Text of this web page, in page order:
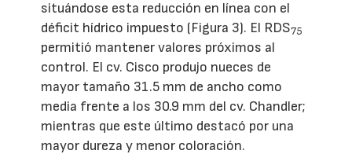
situándose esta reducción en línea con el
déficit hídrico impuesto (Figura 3). El RDS75
permitió mantener valores próximos al
control. El cv. Cisco produjo nueces de
mayor tamaño 31.5 mm de ancho como
media frente a los 30.9 mm del cv. Chandler;
mientras que este último destacó por una
mayor dureza y menor coloración.